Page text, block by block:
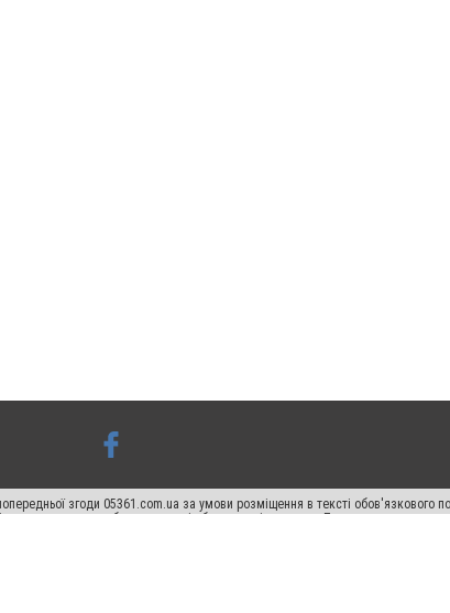
згоди 05361.com.ua за умови розміщення в тексті
не нижче другого абзацу в тексті або в якості джерела. Порушення